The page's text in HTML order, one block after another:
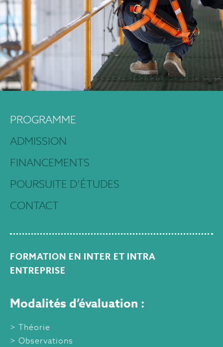
PROGRAMME
ADMISSION
FINANCEMENTS
POURSUITE D’ÉTUDES
CONTACT
FORMATION EN INTER ET INTRA
ENTREPRISE
Modalités d’évaluation :
Théorie
Observations